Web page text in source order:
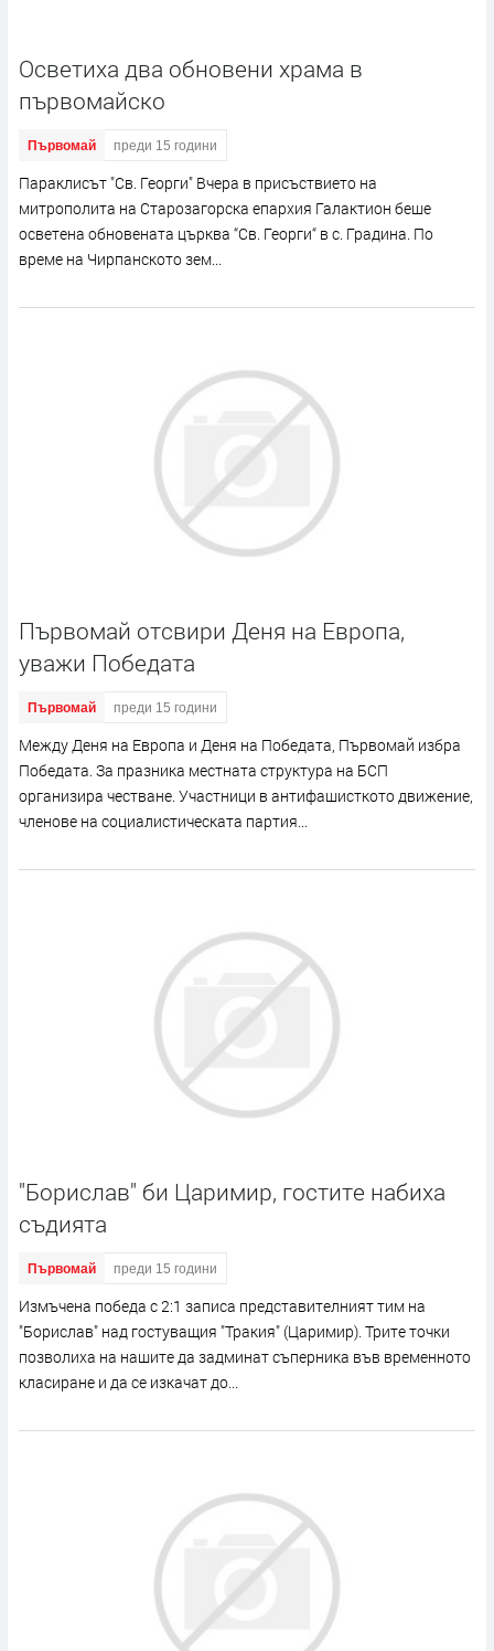
Осветиха два обновени храма в
първомайско
Първомай преди 15 години
Параклисът "Св. Георги" Вчера в присъствието на
митрополита на Старозагорска епархия Галактион беше
осветена обновената църква “Св. Георги“ в с. Градина. По
време на Чирпанското зем...
Първомай отсвири Деня на Европа,
уважи Победата
Първомай преди 15 години
Между Деня на Европа и Деня на Победата, Първомай избра
Победата. За празника местната структура на БСП
организира честване. Участници в антифашисткото движение,
членове на социалистическата партия...
"Борислав" би Царимир, гостите набиха
съдията
Първомай преди 15 години
Измъчена победа с 2:1 записа представителният тим на
"Борислав" над гостуващия "Тракия" (Царимир). Трите точки
позволиха на нашите да задминат съперника във временното
класиране и да се изкачат до...